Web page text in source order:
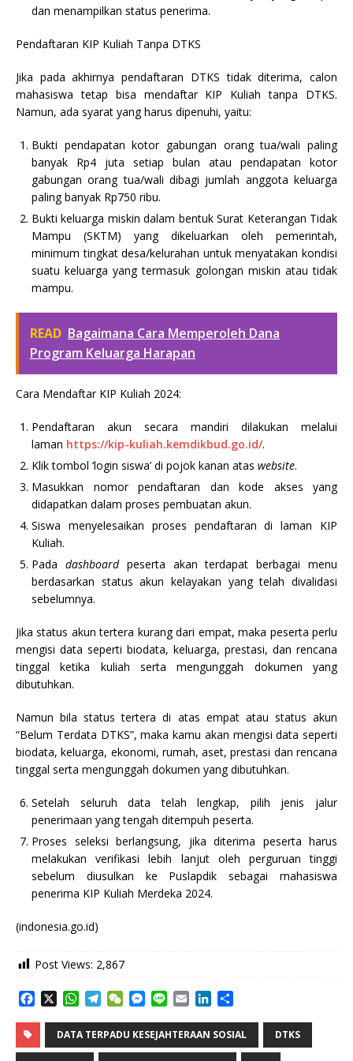
dan menampilkan status penerima.
Pendaftaran KIP Kuliah Tanpa DTKS
Jika pada akhirnya pendaftaran DTKS tidak diterima, calon
mahasiswa tetap bisa mendaftar KIP Kuliah tanpa DTKS.
Namun, ada syarat yang harus dipenuhi, yaitu:
Bukti pendapatan kotor gabungan orang tua/wali paling
banyak Rp4 juta setiap bulan atau pendapatan kotor
gabungan orang tua/wali dibagi jumlah anggota keluarga
paling banyak Rp750 ribu.
Bukti keluarga miskin dalam bentuk Surat Keterangan Tidak
Mampu (SKTM) yang dikeluarkan oleh pemerintah,
minimum tingkat desa/kelurahan untuk menyatakan kondisi
suatu keluarga yang termasuk golongan miskin atau tidak
mampu.
READ Bagaimana Cara Memperoleh Dana
Program Keluarga Harapan
Cara Mendaftar KIP Kuliah 2024:
Pendaftaran akun secara mandiri dilakukan melalui
laman https://kip-kuliah.kemdikbud.go.id/.
Klik tombol ‘login siswa’ di pojok kanan atas website.
Masukkan nomor pendaftaran dan kode akses yang
didapatkan dalam proses pembuatan akun.
Siswa menyelesaikan proses pendaftaran di laman KIP
Kuliah.
Pada dashboardpeserta akan terdapat berbagai menu
berdasarkan status akun kelayakan yang telah divalidasi
sebelumnya.
Jika status akun tertera kurang dari empat, maka peserta perlu
mengisi data seperti biodata, keluarga, prestasi, dan rencana
tinggal ketika kuliah serta mengunggah dokumen yang
dibutuhkan.
Namun bila status tertera di atas empat atau status akun
“Belum Terdata DTKS”, maka kamu akan mengisi data seperti
biodata, keluarga, ekonomi, rumah, aset, prestasi dan rencana
tinggal serta mengunggah dokumen yang dibutuhkan.
Setelah seluruh data telah lengkap, pilih jenis jalur
penerimaan yang tengah ditempuh peserta.
Proses seleksi berlangsung, jika diterima peserta harus
melakukan verifikasi lebih lanjut oleh perguruan tinggi
sebelum diusulkan ke Puslapdik sebagai mahasiswa
penerima KIP Kuliah Merdeka 2024.
(indonesia.go.id)
Post Views: 2,867
e
W
a
t
T
l
e
W
C
h
M
s
s
n
e
a
i
n
k
a
r
DATA TERPADU KESEJAHTERAAN SOSIAL DTKS